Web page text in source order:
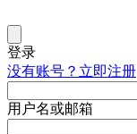
登录
没有账号？立即注册
用户名或邮箱